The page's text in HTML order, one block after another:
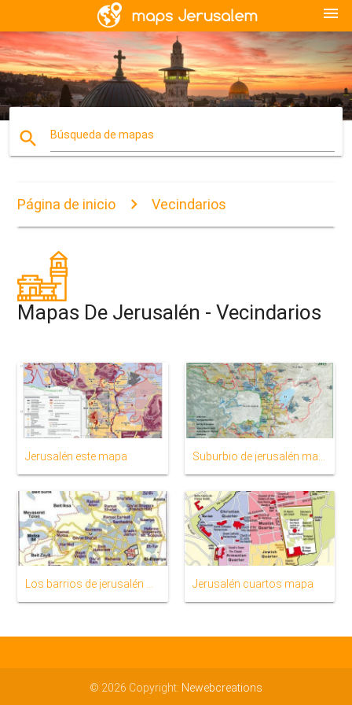
menu
search Búsqueda de mapas
Página de inicio Vecindarios
Mapas De Jerusalén - Vecindarios
Jerusalén este mapa
Jerusalén cuartos mapa
© 2026 Copyright: Newebcreations